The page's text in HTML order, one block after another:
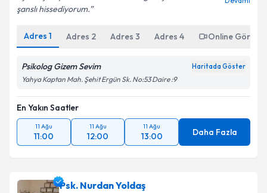
şanslı hissediyorum.
Adres 1 Adres 2 Adres 3 Adres 4 Online
Psikolog Gizem Sevim Haritada Göster
Yahya Kaptan Mah. Şehit Ergün Sk. No:53 Daire :9
En Yakın Saatler
11 Ağu
11:00
11 Ağu
12:00
11 Ağu
13:00 Daha Fazla
Psk. Nurdan Yoldaş